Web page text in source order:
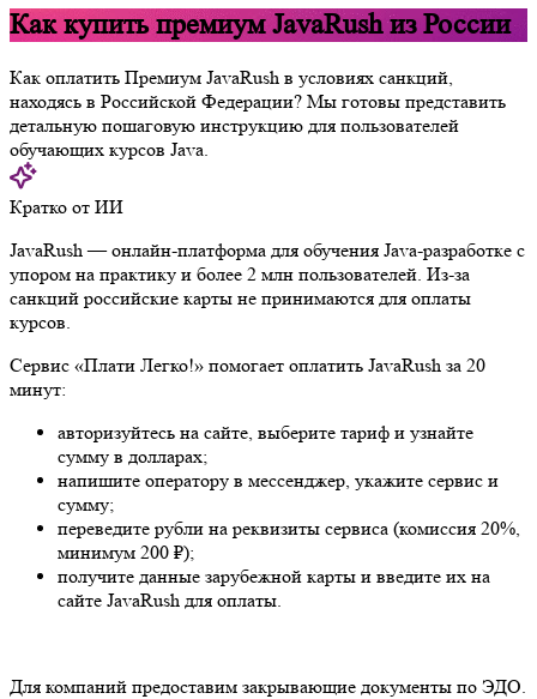
Как купить премиум JavaRush из России
Как оплатить Премиум JavaRush в условиях санкций,
находясь в Российской Федерации? Мы готовы представить
детальную пошаговую инструкцию для пользователей
обучающих курсов Java.
Кратко от ИИ
JavaRush — онлайн-платформа для обучения Java-разработке с
упором на практику и более 2 млн пользователей. Из-за
санкций российские карты не принимаются для оплаты
курсов.
Сервис «Плати Легко!» помогает оплатить JavaRush за 20
минут:
авторизуйтесь на сайте, выберите тариф и узнайте
сумму в долларах;
напишите оператору в мессенджер, укажите сервис и
сумму;
переведите рубли на реквизиты сервиса (комиссия 20%,
минимум 200 ₽);
получите данные зарубежной карты и введите их на
сайте JavaRush для оплаты.
Для компаний предоставим закрывающие документы по ЭДО.